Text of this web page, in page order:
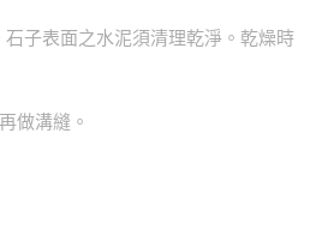
石子表面之水泥須清理乾淨。乾燥時
做溝縫。